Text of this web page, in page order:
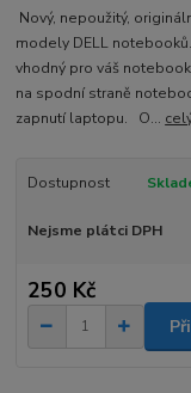
Nový, nepoužitý,
modely DELL
vhodný pro váš
na spodní straně
zapnutí laptopu. O...
Dostupnost
Nejsme plátci DPH
250 Kč